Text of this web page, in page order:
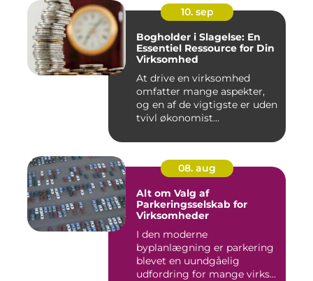
10. sep
Bogholder i Slagelse: En
Essentiel Ressource for Din
Virksomhed
At drive en virksomhed
omfatter mange aspekter,
og en af de vigtigste er uden
tvivl økonomist...
08. aug
Alt om Valg af
Parkeringsselskab for
Virksomheder
I den moderne
byplanlægning er parkering
blevet en uundgåelig
udfordring for mange virks...